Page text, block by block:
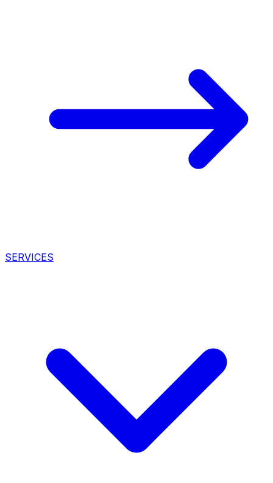
SERVICES